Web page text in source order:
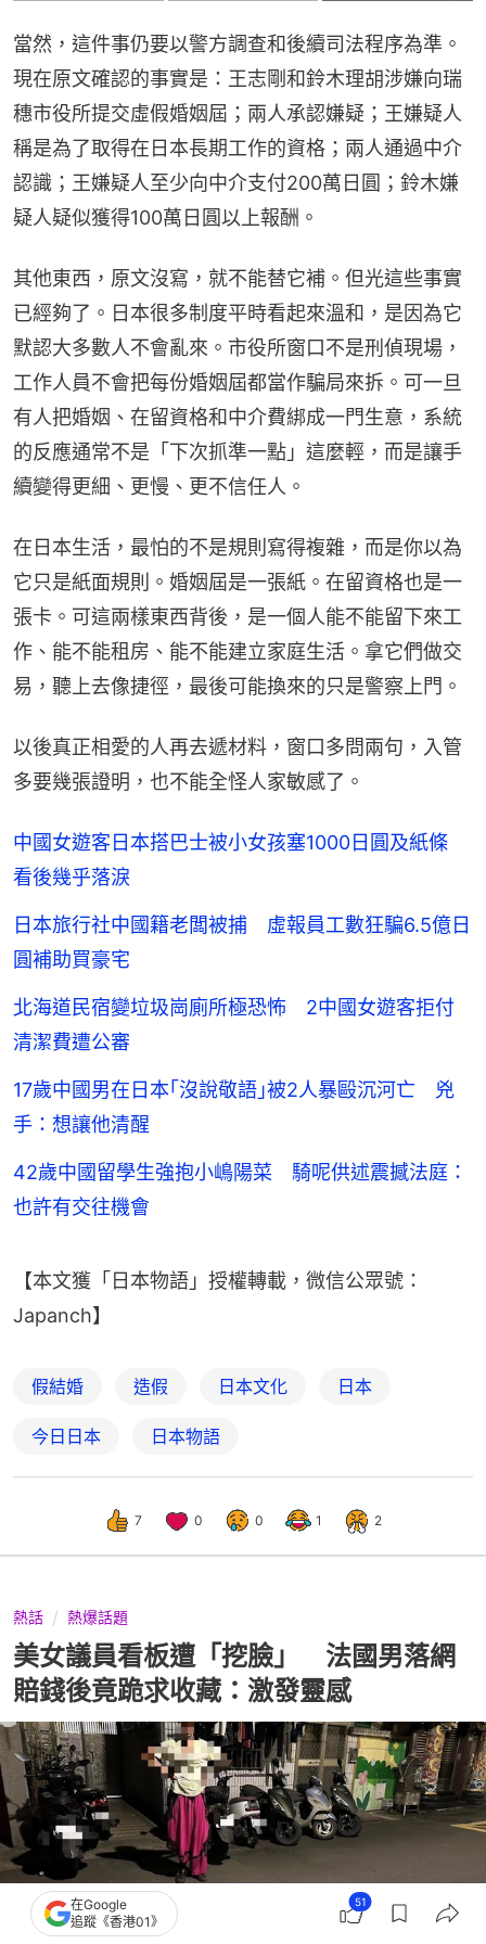
當然，這件事仍要以警方調查和後續司法程序為準。
現在原文確認的事實是：王志剛和鈴木理胡涉嫌向瑞
穗市役所提交虛假婚姻屆；兩人承認嫌疑；王嫌疑人
稱是為了取得在日本長期工作的資格；兩人通過中介
認識；王嫌疑人至少向中介支付200萬日圓；鈴木嫌
疑人疑似獲得100萬日圓以上報酬。
其他東西，原文沒寫，就不能替它補。但光這些事實
已經夠了。日本很多制度平時看起來溫和，是因為它
默認大多數人不會亂來。市役所窗口不是刑偵現場，
工作人員不會把每份婚姻屆都當作騙局來拆。可一旦
有人把婚姻、在留資格和中介費綁成一門生意，系統
的反應通常不是「下次抓準一點」這麼輕，而是讓手
續變得更細、更慢、更不信任人。
在日本生活，最怕的不是規則寫得複雜，而是你以為
它只是紙面規則。婚姻屆是一張紙。在留資格也是一
張卡。可這兩樣東西背後，是一個人能不能留下來工
作、能不能租房、能不能建立家庭生活。拿它們做交
易，聽上去像捷徑，最後可能換來的只是警察上門。
以後真正相愛的人再去遞材料，窗口多問兩句，入管
多要幾張證明，也不能全怪人家敏感了。
中國女遊客日本搭巴士被小女孩塞1000日圓及紙條
看後幾乎落淚
日本旅行社中國籍老闆被捕 虛報員工數狂騙6.5億日
圓補助買豪宅
北海道民宿變垃圾崗廁所極恐怖 2中國女遊客拒付
清潔費遭公審
17歲中國男在日本｢沒說敬語｣被2人暴毆沉河亡 兇
手：想讓他清醒
42歲中國留學生強抱小嶋陽菜 騎呢供述震撼法庭：
也許有交往機會
【本文獲「日本物語」授權轉載，微信公眾號：
Japanch】
假結婚 造假 日本文化 日本
今日日本 日本物語
7 0 0 1 2
熱話 熱爆話題
美女議員看板遭「挖臉」 法國男落網
賠錢後竟跪求收藏：激發靈感
在Google
追蹤《香港01》
51